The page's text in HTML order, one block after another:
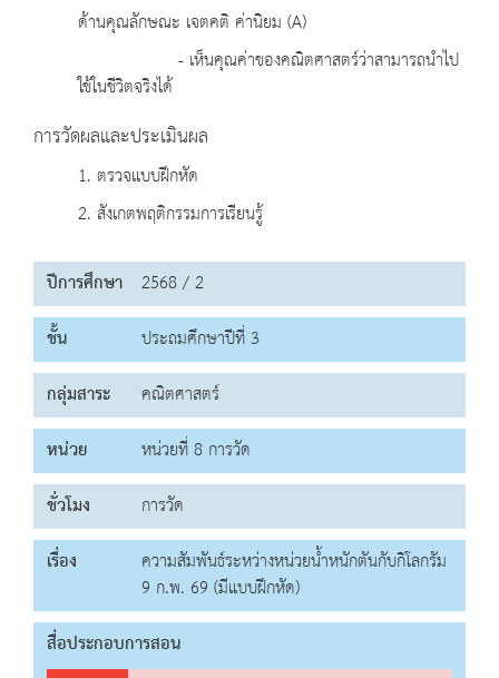
ด้านคุณลักษณะ เจตคติ ค่านิยม (A)
- เห็นคุณค่าของคณิตศาสตร์ว่าสามารถนำไป
ใช้ในชีวิตจริงได้
การวัดผลและประเมินผล
1. ตรวจแบบฝึกหัด
2. สังเกตพฤติกรรมการเรียนรู้
ปีการศึกษา 2568 / 2
ชั้น
ประถมศึกษาปีที่ 3
กลุ่มสาระ
คณิตศาสตร์
หน่วย
หน่วยที่ 8 การวัด
ชั่วโมง
การวัด
เรื่อง
ความสัมพันธ์ระหว่างหน่วยน้ำหนักตันกับกิโลกรัม
9 ก.พ. 69 (มีแบบฝึกหัด)
สื่อประกอบการสอน